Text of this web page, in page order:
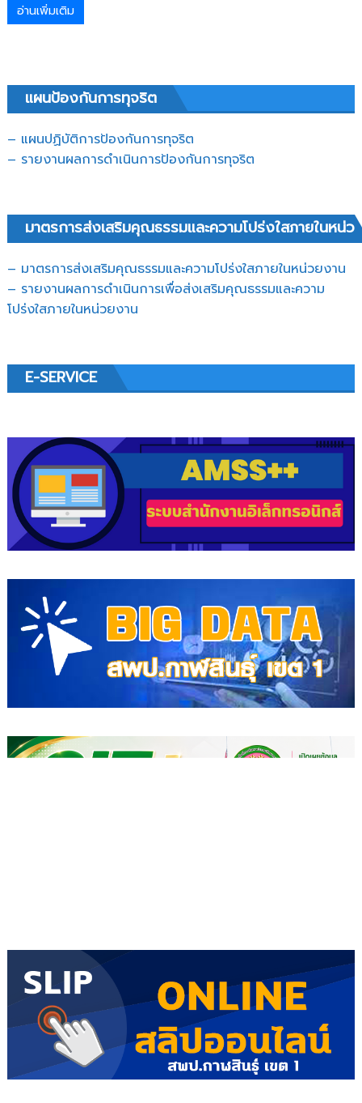
อ่านเพิ่มเติม
แผนป้องกันการทุจริต
– แผนปฏิบัติการป้องกันการทุจริต
– รายงานผลการดำเนินการป้องกันการทุจริต
มาตรการส่งเสริมคุณธรรมและความโปร่งใสภายในหน่ว
– มาตรการส่งเสริมคุณธรรมและความโปร่งใสภายในหน่วยงาน
– รายงานผลการดำเนินการเพื่อส่งเสริมคุณธรรมและความ
โปร่งใสภายในหน่วยงาน
E-SERVICE